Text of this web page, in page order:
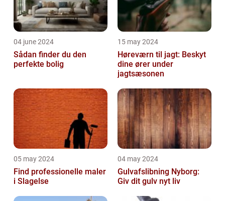
04 june 2024
Sådan finder du den
perfekte bolig
15 may 2024
Høreværn til jagt: Beskyt
dine ører under
jagtsæsonen
05 may 2024
Find professionelle maler
i Slagelse
04 may 2024
Gulvafslibning Nyborg:
Giv dit gulv nyt liv